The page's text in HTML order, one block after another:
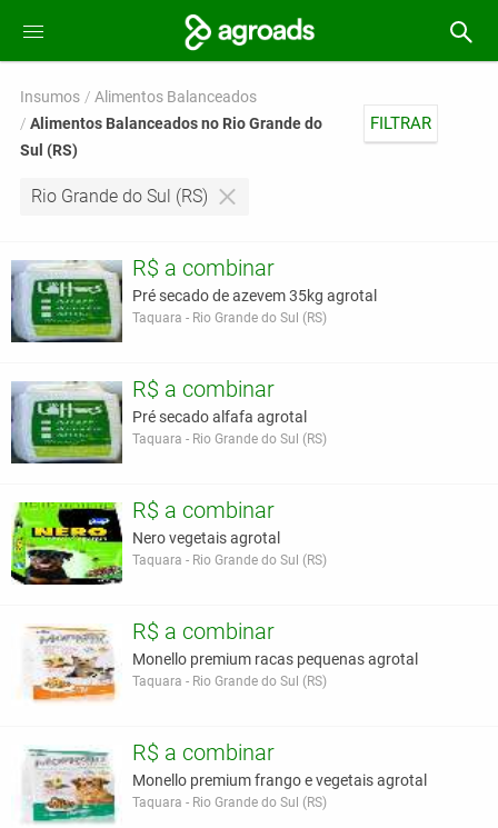
Insumos
Alimentos Balanceados
Alimentos Balanceados no Rio Grande do
Sul (RS)
FILTRAR
Rio Grande do Sul (RS)
R$ a combinar
Pré secado de azevem 35kg agrotal
Taquara - Rio Grande do Sul (RS)
R$ a combinar
Pré secado alfafa agrotal
Taquara - Rio Grande do Sul (RS)
R$ a combinar
Nero vegetais agrotal
Taquara - Rio Grande do Sul (RS)
R$ a combinar
Monello premium racas pequenas agrotal
Taquara - Rio Grande do Sul (RS)
R$ a combinar
Monello premium frango e vegetais agrotal
Taquara - Rio Grande do Sul (RS)